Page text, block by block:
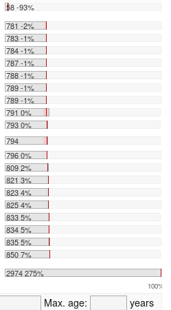
58 -93%
781 -2%
783 -1%
784 -1%
787 -1%
788 -1%
789 -1%
789 -1%
791 0%
793 0%
794
796 0%
809 2%
821 3%
823 4%
825 4%
833 5%
834 5%
835 5%
850 7%
2974 275%
100%
Max. age:
years